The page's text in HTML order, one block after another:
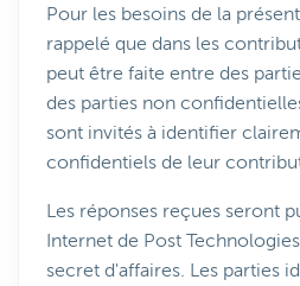
Pour les besoins de la
rappelé que dans les
peut être faite entre des
des parties non
sont invités à identifier
confidentiels de leur
Les réponses reçues seront
Internet de Post
secret d'affaires. Les parties